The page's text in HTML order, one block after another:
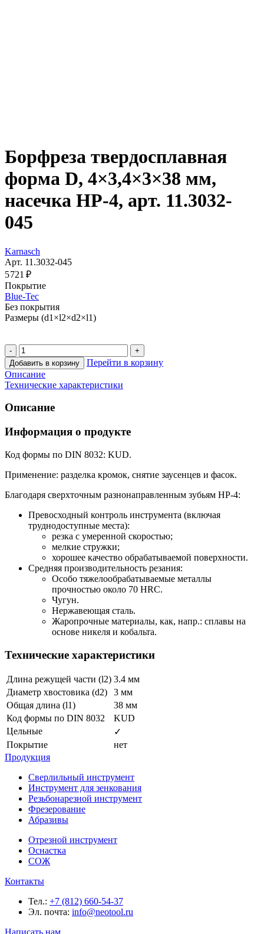
Борфреза твердосплавная
форма D, 4×3,4×3×38 мм,
насечка HP-4, арт. 11.3032-
045
Karnasch
Арт. 11.3032-045
5 721 ₽
Покрытие
Blue-Tec
Без покрытия
Размеры (d1×l2×d2×l1)
Добавить в корзину
Перейти в корзину
Описание
Технические характеристики
Описание
Информация о продукте
Код формы по DIN 8032: KUD.
Применение: разделка кромок, снятие заусенцев и фасок.
Благодаря сверхточным разнонаправленным зубьям HP-4:
Превосходный контроль инструмента (включая
труднодоступные места):
резка с умеренной скоростью;
мелкие стружки;
хорошее качество обрабатываемой поверхности.
Средняя производительность резания:
Особо тяжелообрабатываемые металлы
прочностью около 70 HRC.
Чугун.
Нержавеющая сталь.
Жаропрочные материалы, как, напр.: сплавы на
основе никеля и кобальта.
Технические характеристики
Длина режущей части (l2) 3.4 мм
Диаметр хвостовика (d2)
3 мм
Общая длина (l1)
38 мм
Код формы по DIN 8032
KUD
Цельные
✓
Покрытие
нет
Продукция
Сверлильный инструмент
Инструмент для зенкования
Резьбонарезной инструмент
Фрезерование
Абразивы
Отрезной инструмент
Оснастка
СОЖ
Контакты
Тел.: +7 (812) 660-54-37
Эл. почта: info@neotool.ru